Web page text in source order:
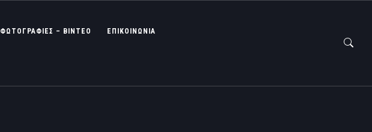
ΦΩΤΟΓΡΑΦΊΕΣ – ΒΊΝΤΕΟ ΕΠΙΚΟΙΝΩΝΙΑ